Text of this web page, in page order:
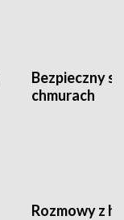
Bezpieczny
chmurach
Rozmowy z